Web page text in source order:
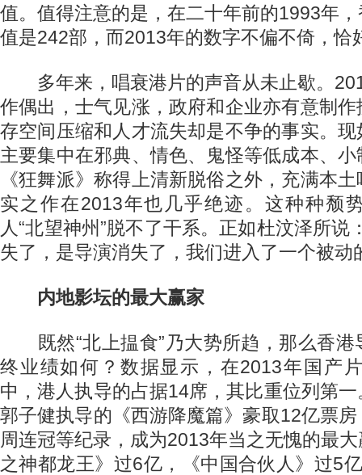
值。值得注意的是，在二十年前的1993年
值是242部，而2013年的数字不偏不倚，恰
多年来，唱衰港片的声音从未止歇。
作偶出，士气见涨，政府和企业亦有意制
存空间压缩和人才流失却是不争的事实。
主要集中在邪典、情色、鬼怪等低成本、
《狂舞派》称得上清新脱俗之外，充满本
实之作在2013年也几乎绝迹。这种种颓
人“北望神州”脱不了干系。正如杜汶泽所说
失了，是导演消失了，我们进入了一个被动
内地影坛的最大赢家
既然“北上揾食”乃大势所趋，那么香港
终业绩如何？数据显示，在2013年国产
中，港人执导的占据14席，其比重位列第
郭子健执导的《西游降魔篇》豪取12亿票
周连冠等纪录，成为2013年当之无愧的最
之神都龙王》过6亿，《中国合伙人》过5